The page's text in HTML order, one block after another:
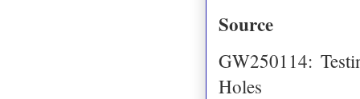
Source
GW250114:
Holes